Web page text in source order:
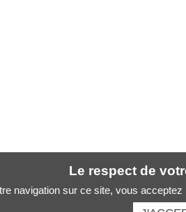
Le respect de
navigation sur ce site, vous